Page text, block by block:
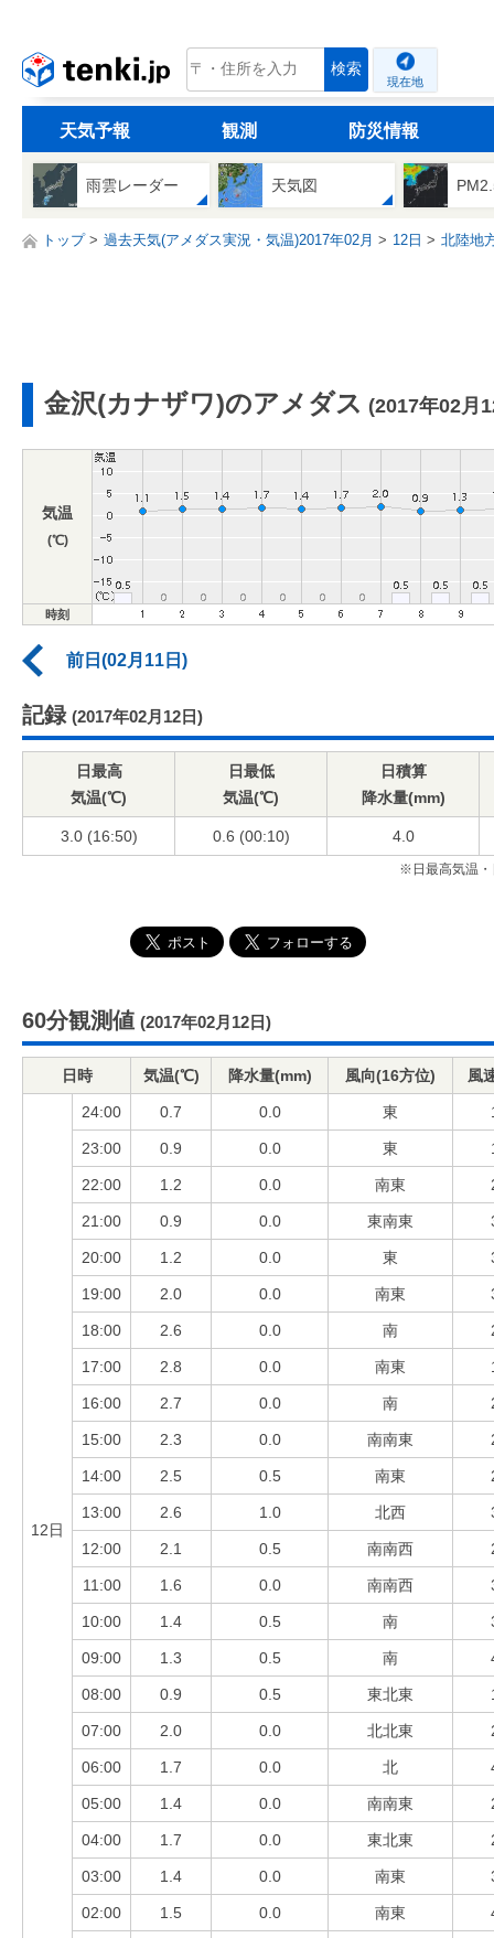
tenki.jp 検索
現在地
天気予報 観測 防災情報
雨雲レーダー 天気図
トップ 過去天気(アメダス実況・気温)2017年02月 12日 北陸地
金沢(カナザワ)のアメダス (2017年02月
気温
(℃)
時刻
前日(02月11日)
記録 (2017年02月12日)
日最高
気温(℃)
日最低
気温(℃)
日積算
降水量(mm)
3.0 (16:50) 0.6 (00:10) 4.0
※日最高気温・
60分観測値 (2017年02月12日)
日時 気温(℃) 降水量(mm) 風向(16方位) 風
12日
24:00 0.7 0.0 東
23:00 0.9 0.0 東
22:00 1.2 0.0 南東
21:00 0.9 0.0 東南東
20:00 1.2 0.0 東
19:00 2.0 0.0 南東
18:00 2.6 0.0 南
17:00 2.8 0.0 南東
16:00 2.7 0.0 南
15:00 2.3 0.0 南南東
14:00 2.5 0.5 南東
13:00 2.6 1.0 北西
12:00 2.1 0.5 南南西
11:00 1.6 0.0 南南西
10:00 1.4 0.5 南
09:00 1.3 0.5 南
08:00 0.9 0.5 東北東
07:00 2.0 0.0 北北東
06:00 1.7 0.0 北
05:00 1.4 0.0 南南東
04:00 1.7 0.0 東北東
03:00 1.4 0.0 南東
02:00 1.5 0.0 南東